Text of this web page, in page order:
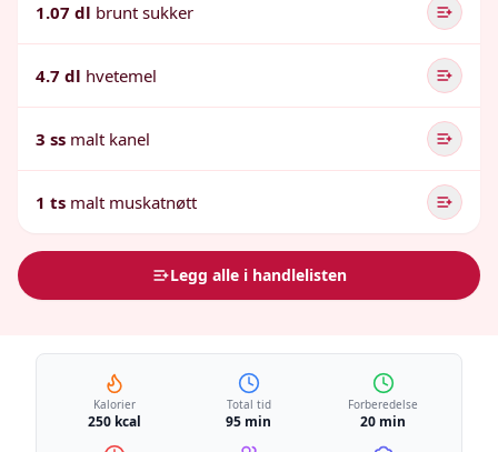
1.07 dl brunt sukker
4.7 dl hvetemel
3 ss malt kanel
1 ts malt muskatnøtt
Legg alle i handlelisten
Kalorier
250 kcal
Total tid
95 min
Forberedelse
20 min